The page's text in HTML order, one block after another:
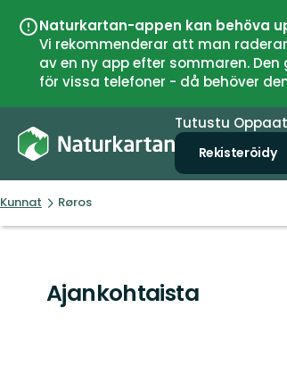
Naturkartan-appen kan behöva
Vi rekommenderar att man
av en ny app efter sommaren.
för vissa telefoner - då behöver
Tutustu Oppaat
Rekisteröidy
Kunnat Røros
Ajankohtaista